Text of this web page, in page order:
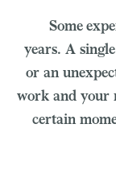
Some
years. A
or an
work and your
certain